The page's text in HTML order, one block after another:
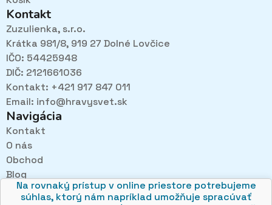
Pri návštevách kamenného obchodu pozorne
načúvame malým aj veľkým, aby sme zistili, čo sa Vám
v obchode páči najviac a mohli sa tak posúvať vpred.
Na rovnaký prístup v online priestore potrebujeme
súhlas, ktorý nám napríklad umožňuje spracúvať
Kontakt
Zuzulienka, s.r.o.
Krátka 981/8, 919 27 Dolné Lovčice
IČO: 54425948
DIČ: 2121661036
Kontakt: +421 917 847 011
Email: info@hravysvet.sk
Navigácia
Kontakt
O nás
Obchod
Blog
Obchodné podmienky